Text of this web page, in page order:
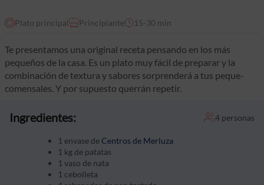
Plato principal Principiante 15-30 min
Te presentamos una original receta pensando en los más
pequeños de la casa. Es un plato muy fácil de preparar y la
combinación de textura y sabores sorprenderá a tus peque-
comensales. Y por supuesto querrán repetir.
Ingredientes: 4 personas
1 envase de Centros de Merluza
1 kg de patatas
1 vaso de nata
1 cebolleta